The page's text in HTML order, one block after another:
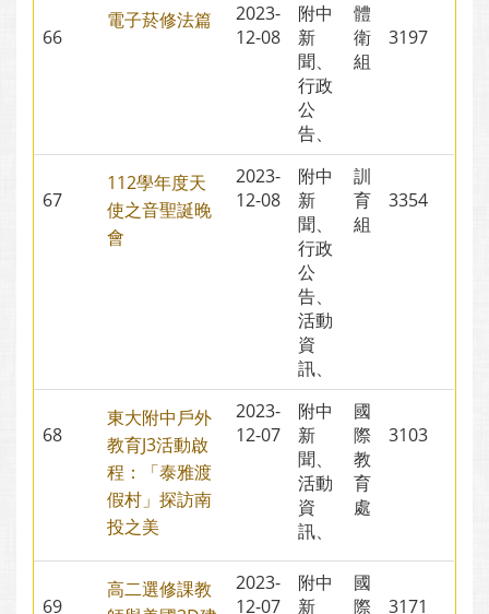
66
電子菸修法篇
2023-
12-08
附中
新
聞、
行政
公
告、
體
衛
組
3197
67
112學年度天
使之音聖誕晚
會
2023-
12-08
附中
新
聞、
行政
公
告、
活動
資
訊、
訓
育
組
3354
68
東大附中戶外
教育J3活動啟
程：「泰雅渡
假村」探訪南
投之美
2023-
12-07
附中
新
聞、
活動
資
訊、
國
際
教
育
處
3103
69
高二選修課教
2023-
12-07
附中
新
國
際
3171